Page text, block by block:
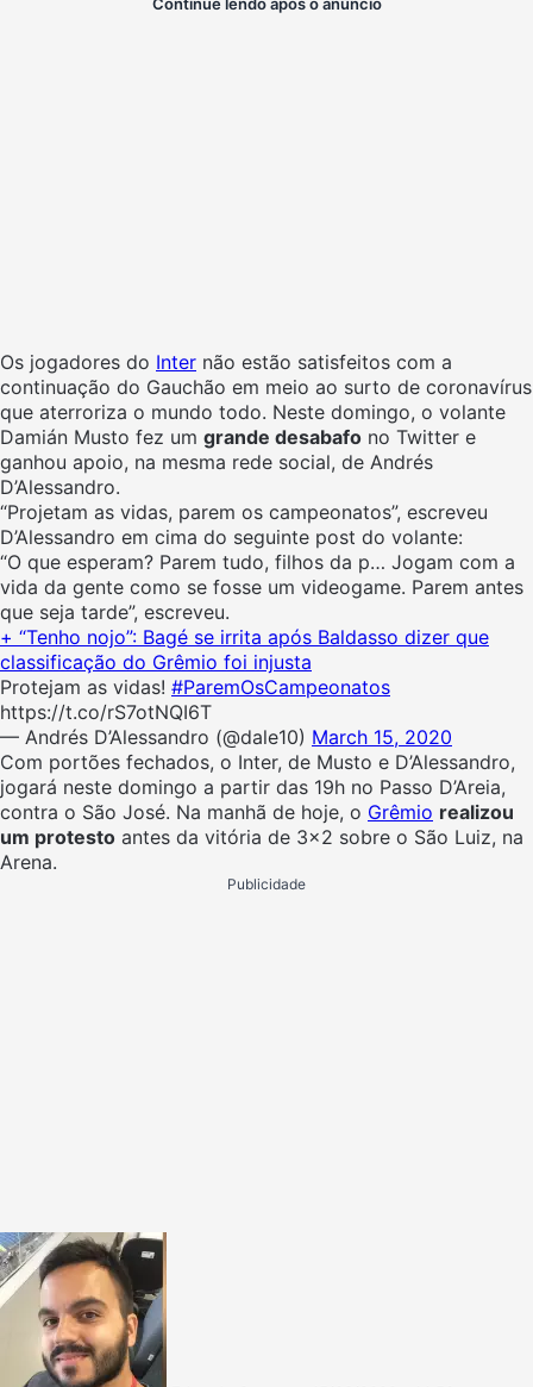
Os jogadores do Inter não estão satisfeitos com a
continuação do Gauchão em meio ao surto de coronavírus
que aterroriza o mundo todo. Neste domingo, o volante
Damián Musto fez um grande desabafo no Twitter e
ganhou apoio, na mesma rede social, de Andrés
D’Alessandro.
“Projetam as vidas, parem os campeonatos”, escreveu
D’Alessandro em cima do seguinte post do volante:
“O que esperam? Parem tudo, filhos da p… Jogam com a
vida da gente como se fosse um videogame. Parem antes
que seja tarde”, escreveu.
+ “Tenho nojo”: Bagé se irrita após Baldasso dizer que
classificação do Grêmio foi injusta
Protejam as vidas! #ParemOsCampeonatos
https://t.co/rS7otNQI6T
— Andrés D’Alessandro (@dale10) March 15, 2020
Com portões fechados, o Inter, de Musto e D’Alessandro,
jogará neste domingo a partir das 19h no Passo D’Areia,
contra o São José. Na manhã de hoje, o Grêmio realizou
um protesto antes da vitória de 3×2 sobre o São Luiz, na
Arena.
Publicidade